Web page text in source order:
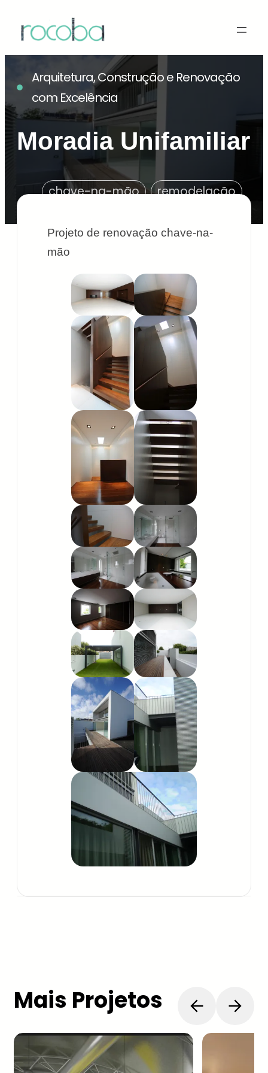
Arquitetura, Construção e Renovação
com Excelência
Moradia Unifamiliar
chave-na-mão remodelação
Projeto de renovação chave-na-
mão
Mais Projetos